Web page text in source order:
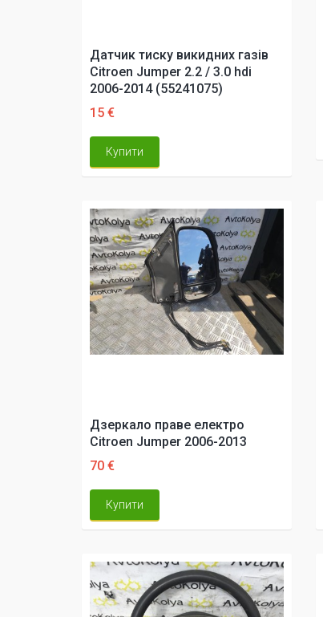
Датчик тиску викидних газів
Citroen Jumper 2.2 / 3.0 hdi
2006-2014 (55241075)
15 €
Купити
Дзеркало праве електро
Citroen Jumper 2006-2013
70 €
Купити